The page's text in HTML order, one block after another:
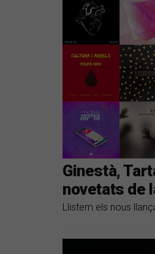
Ginestà,
novetats de
Llistem els nous